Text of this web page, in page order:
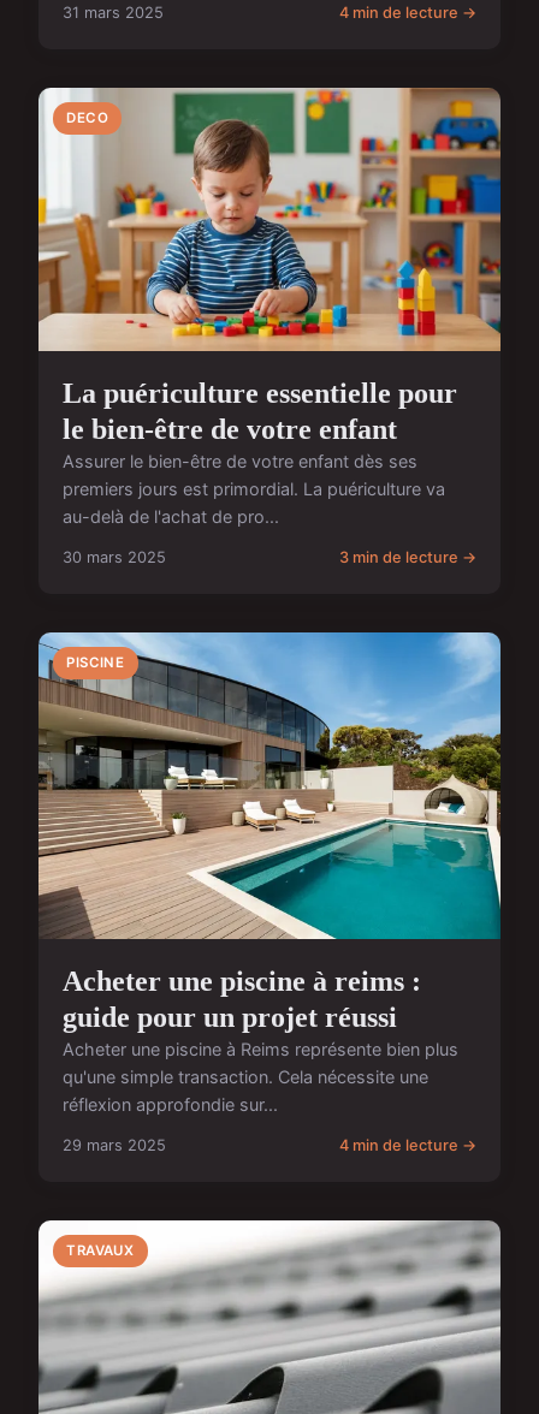
31 mars 2025 4 min de lecture →
DECO
La puériculture essentielle pour
le bien-être de votre enfant
Assurer le bien-être de votre enfant dès ses
premiers jours est primordial. La puériculture va
au-delà de l'achat de pro...
30 mars 2025 3 min de lecture →
PISCINE
Acheter une piscine à reims :
guide pour un projet réussi
Acheter une piscine à Reims représente bien plus
qu'une simple transaction. Cela nécessite une
réflexion approfondie sur...
29 mars 2025 4 min de lecture →
TRAVAUX